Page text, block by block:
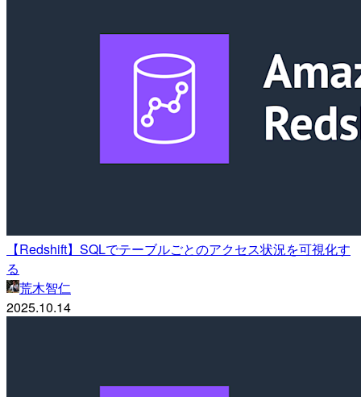
【Redshift】SQLでテーブルごとのアクセス状況を可視化す
る
荒木智仁
2025.10.14